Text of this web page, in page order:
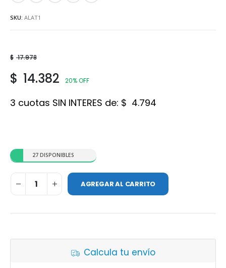
SKU: ALAT1
$ 17.978
$ 14.382 20% OFF
3 cuotas SIN INTERES de: $ 4.794
27 DISPONIBLES
AGREGAR AL CARRITO
Calcula tu envío